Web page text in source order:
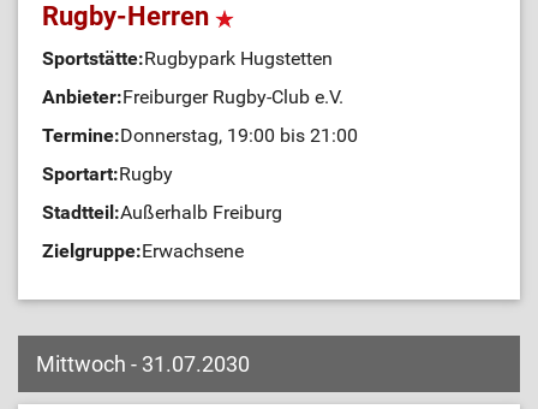
Rugby-Herren
Sportstätte:Rugbypark Hugstetten
Anbieter:Freiburger Rugby-Club e.V.
Termine:Donnerstag, 19:00 bis 21:00
Sportart:Rugby
Stadtteil:Außerhalb Freiburg
Zielgruppe:Erwachsene
Mittwoch - 31.07.2030